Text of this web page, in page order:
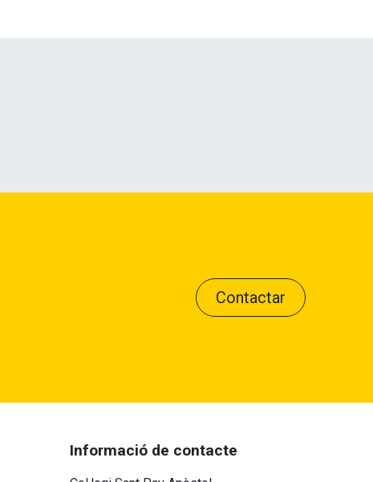
Contactar
Informació de contacte